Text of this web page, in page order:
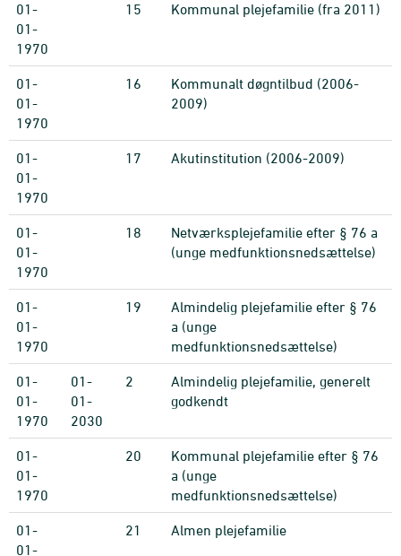
01-
01-
1970
15 Kommunal plejefamilie (fra 2011)
01-
01-
1970
16
Kommunalt døgntilbud (2006-
2009)
01-
01-
1970
17 Akutinstitution (2006-2009)
01-
01-
1970
18
Netværksplejefamilie efter § 76 a
(unge medfunktionsnedsættelse)
01-
01-
1970
19
Almindelig plejefamilie efter § 76
a (unge
medfunktionsnedsættelse)
01-
01-
1970
01-
01-
2030
2
Almindelig plejefamilie, generelt
godkendt
01-
01-
1970
20
Kommunal plejefamilie efter § 76
a (unge
medfunktionsnedsættelse)
01-
01-
21 Almen plejefamilie